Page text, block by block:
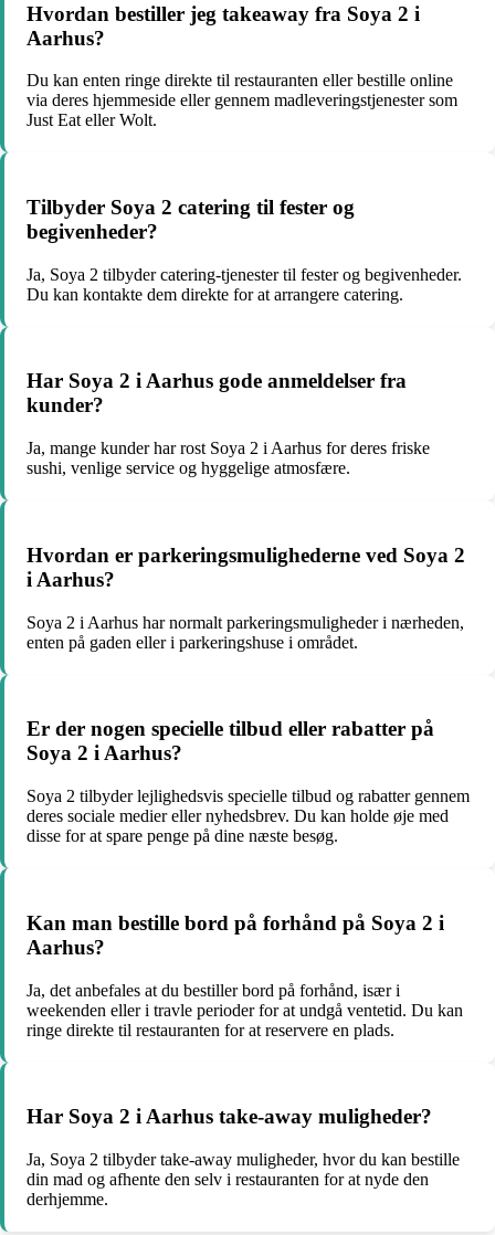
Hvordan bestiller jeg takeaway fra Soya 2 i
Aarhus?
Du kan enten ringe direkte til restauranten eller bestille online
via deres hjemmeside eller gennem madleveringstjenester som
Just Eat eller Wolt.
Tilbyder Soya 2 catering til fester og
begivenheder?
Ja, Soya 2 tilbyder catering-tjenester til fester og begivenheder.
Du kan kontakte dem direkte for at arrangere catering.
Har Soya 2 i Aarhus gode anmeldelser fra
kunder?
Ja, mange kunder har rost Soya 2 i Aarhus for deres friske
sushi, venlige service og hyggelige atmosfære.
Hvordan er parkeringsmulighederne ved Soya 2
i Aarhus?
Soya 2 i Aarhus har normalt parkeringsmuligheder i nærheden,
enten på gaden eller i parkeringshuse i området.
Er der nogen specielle tilbud eller rabatter på
Soya 2 i Aarhus?
Soya 2 tilbyder lejlighedsvis specielle tilbud og rabatter gennem
deres sociale medier eller nyhedsbrev. Du kan holde øje med
disse for at spare penge på dine næste besøg.
Kan man bestille bord på forhånd på Soya 2 i
Aarhus?
Ja, det anbefales at du bestiller bord på forhånd, især i
weekenden eller i travle perioder for at undgå ventetid. Du kan
ringe direkte til restauranten for at reservere en plads.
Har Soya 2 i Aarhus take-away muligheder?
Ja, Soya 2 tilbyder take-away muligheder, hvor du kan bestille
din mad og afhente den selv i restauranten for at nyde den
derhjemme.